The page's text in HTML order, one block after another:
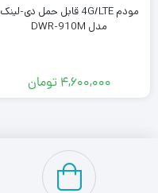
مودم 4G/LTE قابل حمل دی-لینک
مدل DWR-910M
۴,۶۰۰,۰۰۰ تومان